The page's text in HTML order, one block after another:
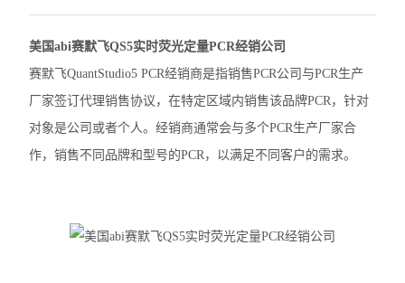
赛默飞7500实时荧光定量PCR
赛默飞ProFlex 3x32梯度PCR
赛默飞SimpliAmp PCR仪
赛默飞MiniAmp普通PCR仪
美国abi赛默飞QS5实时荧光定量PCR经销公司
赛默飞QuantStudio5 PCR经销商是指销售PCR公司与PCR生产
厂家签订代理销售协议，在特定区域内销售该品牌PCR，针对
对象是公司或者个人。经销商通常会与多个PCR生产厂家合
作，销售不同品牌和型号的PCR，以满足不同客户的需求。